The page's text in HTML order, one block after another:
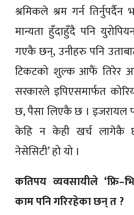
श्रमिकले श्रम गर्न तिर्नुपर्दैन
मान्यता हुँदाहुँदै पनि
गएकै छन्, उनीहरु पनि
टिकटको शुल्क आफैं तिरेर
सरकारले इपिएसमार्फत
छ, पैसा लिएकै छ । इजरायल
केहि न केही खर्च लागेकै
नेसेसिटी’ हो यो ।
कतिपय व्यवसायीले
काम पनि गरिरहेका छन् त ?